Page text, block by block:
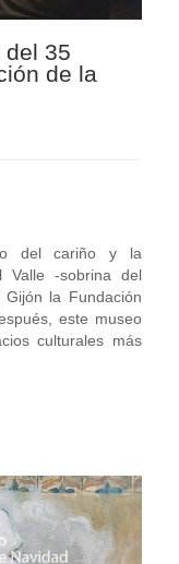
del 35
de la
del cariño y la
Valle -sobrina del
la Fundación
este museo
culturales más